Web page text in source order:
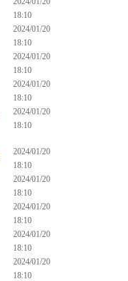
18:10
2024/01/20
18:10
2024/01/20
18:10
2024/01/20
18:10
2024/01/20
18:10
2024/01/20
18:10
2024/01/20
18:10
2024/01/20
18:10
2024/01/20
18:10
2024/01/20
18:10